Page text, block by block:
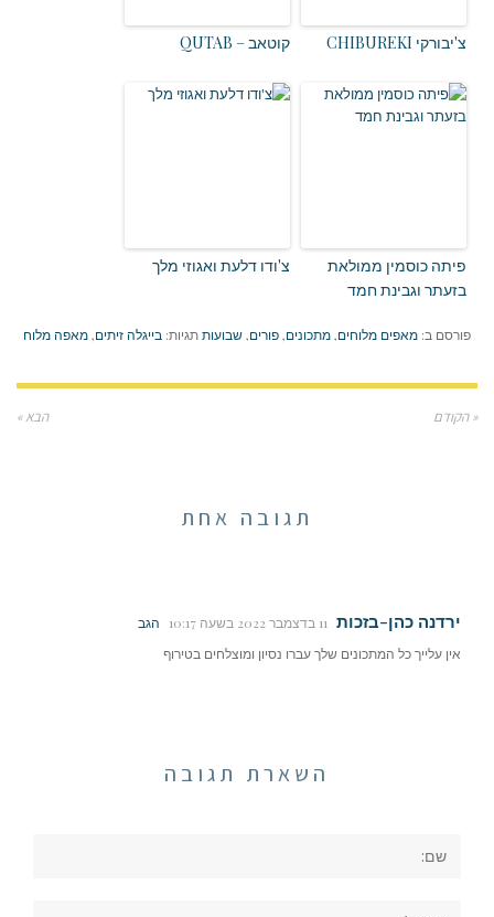
צ'יבורקי CHIBUREKI קוטאב – QUTAB
פיתה כוסמין ממולאת
בזעתר וגבינת חמד
צ'ודו דלעת ואגוזי מלך
פורסם ב: מאפים מלוחים,מתכונים,פורים,שבועותתגיות: בייגלה זיתים,מאפה מלוח
« הקודם הבא »
תגובה אחת
ירדנה כהן-בזכות 11 בדצמבר 2022 בשעה 10:17
הגב
אין עלייך כל המתכונים שלך עברו נסיון ומוצלחים בטירוף
השארת תגובה